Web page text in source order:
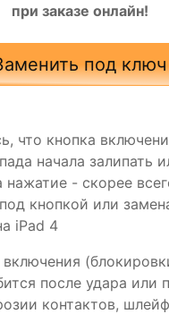
при заказе онлайн!
под ключ
что кнопка
начала залипать
нажатие - скорее
кнопкой или
iPad 4
после удара или
контактов,